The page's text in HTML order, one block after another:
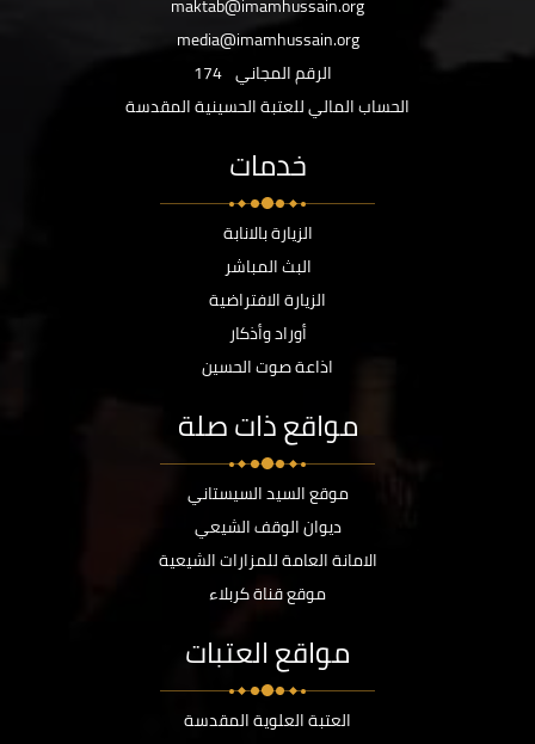
maktab@imamhussain.org
media@imamhussain.org
الرقم المجاني 174
الحساب المالي للعتبة الحسينية المقدسة
خدمات
الزيارة بالانابة
البث المباشر
الزيارة الافتراضية
أوراد وأذكار
اذاعة صوت الحسين
مواقع ذات صلة
موقع السيد السيستاني
ديوان الوقف الشيعي
الامانة العامة للمزارات الشيعية
موقع قناة كربلاء
مواقع العتبات
العتبة العلوية المقدسة